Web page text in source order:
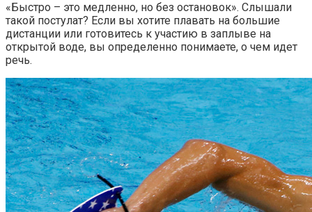
«Быстро – это медленно, но без остановок». Слышали
такой постулат? Если вы хотите плавать на большие
дистанции или готовитесь к участию в заплыве на
открытой воде, вы определенно понимаете, о чем идет
речь.